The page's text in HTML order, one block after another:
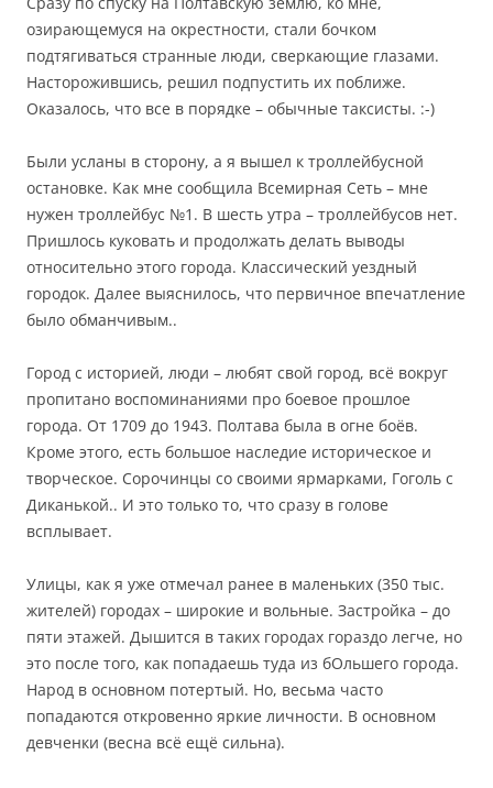
озирающемуся на окрестности, стали бочком
подтягиваться странные люди, сверкающие глазами.
Насторожившись, решил подпустить их поближе.
Оказалось, что все в порядке – обычные таксисты. :-)
Были усланы в сторону, а я вышел к троллейбусной
остановке. Как мне сообщила Всемирная Сеть – мне
нужен троллейбус №1. В шесть утра – троллейбусов нет.
Пришлось куковать и продолжать делать выводы
относительно этого города. Классический уездный
городок. Далее выяснилось, что первичное впечатление
было обманчивым..
Город с историей, люди – любят свой город, всё вокруг
пропитано воспоминаниями про боевое прошлое
города. От 1709 до 1943. Полтава была в огне боёв.
Кроме этого, есть большое наследие историческое и
творческое. Сорочинцы со своими ярмарками, Гоголь с
Диканькой.. И это только то, что сразу в голове
всплывает.
Улицы, как я уже отмечал ранее в маленьких (350 тыс.
жителей) городах – широкие и вольные. Застройка – до
пяти этажей. Дышится в таких городах гораздо легче, но
это после того, как попадаешь туда из бОльшего города.
Народ в основном потертый. Но, весьма часто
попадаются откровенно яркие личности. В основном
девченки (весна всё ещё сильна).